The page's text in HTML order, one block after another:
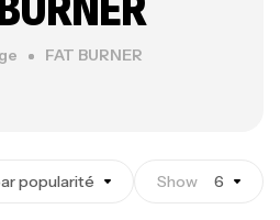
FAT BURNER
popularité Show 6